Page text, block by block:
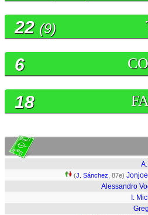
22 (9)
6
18
(J. Sánchez , 87e)
Alessandro
I.